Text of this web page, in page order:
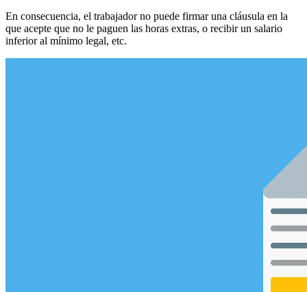
En consecuencia, el trabajador no puede firmar una cláusula en la
que acepte que no le paguen las horas extras, o recibir un salario
inferior al mínimo legal, etc.